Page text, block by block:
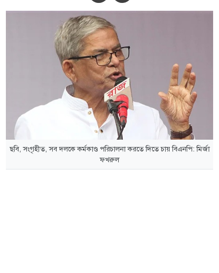
ছবি, সংগৃহীত, সব দলকে কর্মকাণ্ড পরিচালনা করতে দিতে চায় বিএনপি: মির্জা
ফখরুল